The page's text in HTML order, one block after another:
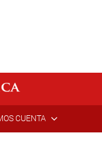
CUENTA